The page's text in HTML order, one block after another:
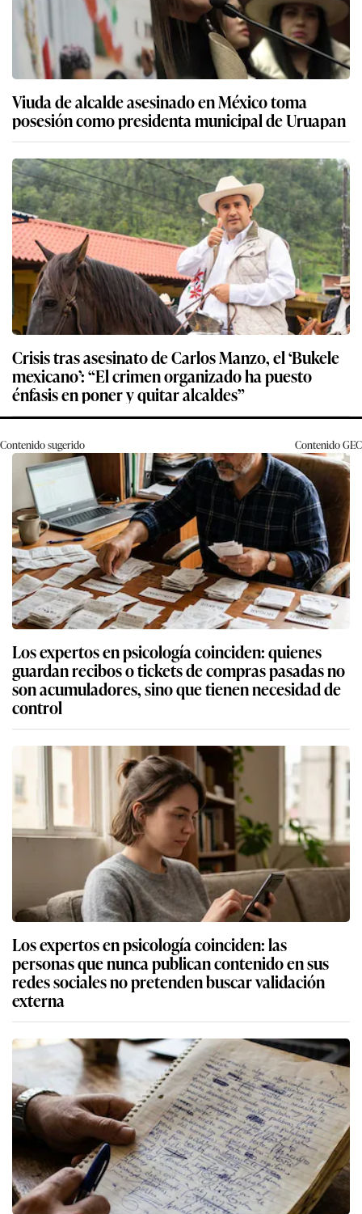
Viuda de alcalde asesinado en México toma
posesión como presidenta municipal de Uruapan
Crisis tras asesinato de Carlos Manzo, el ‘Bukele
mexicano’: “El crimen organizado ha puesto
énfasis en poner y quitar alcaldes”
Contenido sugerido ContenidoGEC
Los expertos en psicología coinciden: quienes
guardan recibos o tickets de compras pasadas no
son acumuladores, sino que tienen necesidad de
control
Los expertos en psicología coinciden: las
personas que nunca publican contenido en sus
redes sociales no pretenden buscar validación
externa